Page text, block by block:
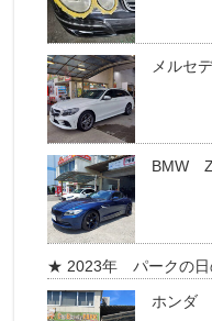
メルセ
BMW
★ 2023年 パークの日
ホンダ